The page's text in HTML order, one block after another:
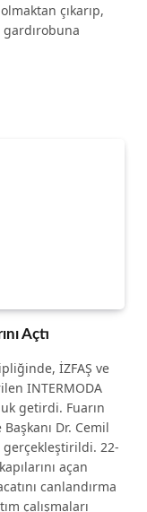
çıkarıp,
Açtı
İZFAŞ ve
INTERMODA
getirdi. Fuarın
Dr. Cemil
gerçekleştirildi. 22-
açan
canlandırma
çalışmaları